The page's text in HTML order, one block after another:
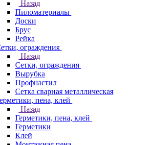
Назад
Пиломатериалы
Доски
Брус
Рейка
ограждения
Назад
Сетки, ограждения
Вырубка
Профнастил
Сетка сварная металлическая
пена, клей
Назад
Герметики, пена, клей
Герметики
Клей